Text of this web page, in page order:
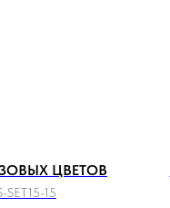
ЦВЕТОВ
SET15-15